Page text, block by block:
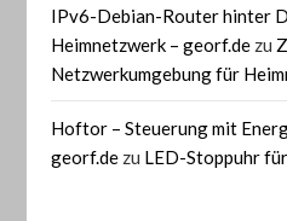
IPv6-Debian-Router hinter
Heimnetzwerk – georf.de zu
Netzwerkumgebung für
Hoftor – Steuerung mit
georf.de zu LED-Stoppuhr